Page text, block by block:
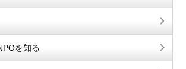
を知る